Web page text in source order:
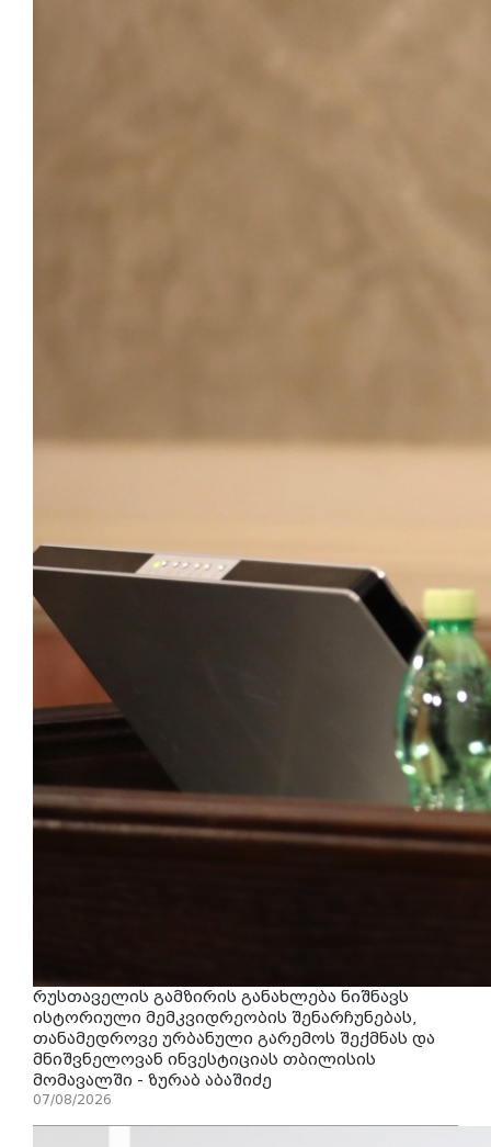
რუსთაველის გამზირის განახლება ნიშნავს
ისტორიული მემკვიდრეობის შენარჩუნებას,
თანამედროვე ურბანული გარემოს შექმნას და
მნიშვნელოვან ინვესტიციას თბილისის
მომავალში - ზურაბ აბაშიძე
07/08/2026